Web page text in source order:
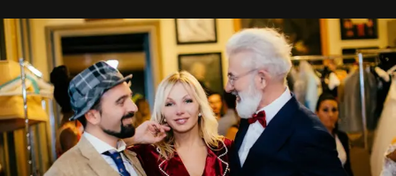
самыми искренними пожеланиями и теплом, ваша
командаL’Officiel Baltic .